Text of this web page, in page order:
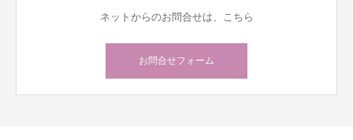
ネットからのお問合せは、こちら
お問合せフォーム